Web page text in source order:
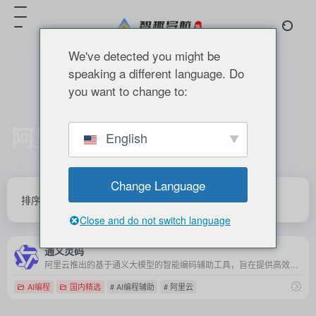
排序 发布 更新 浏览 点赞
通义灵码
AI编程 国内精选 # AI编程辅助 # 阿里云
We've detected you might be
speaking a different language. Do
you want to change to:
English
Change Language
Close and do not switch language